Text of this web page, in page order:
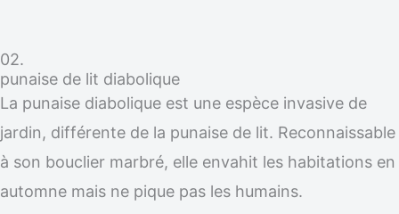
02.
punaise de lit diabolique
La punaise diabolique est une espèce invasive de
jardin, différente de la punaise de lit. Reconnaissable
à son bouclier marbré, elle envahit les habitations en
automne mais ne pique pas les humains.